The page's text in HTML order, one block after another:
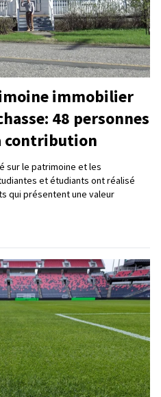
immobilier
48 personnes
contribution
sur le patrimoine et les
et étudiants ont réalisé
qui présentent une valeur